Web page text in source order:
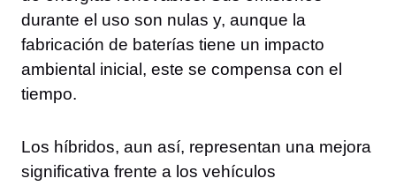
durante el uso son nulas y, aunque la
fabricación de baterías tiene un impacto
ambiental inicial, este se compensa con el
tiempo.
Los híbridos, aun así, representan una mejora
significativa frente a los vehículos